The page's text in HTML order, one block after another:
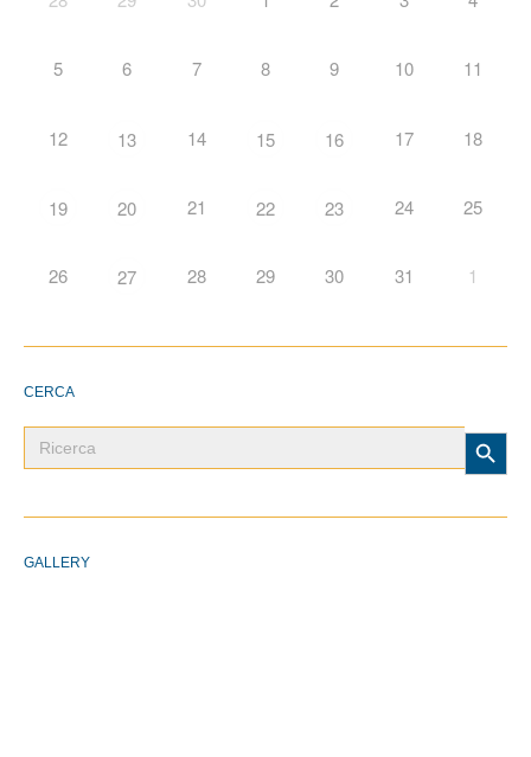
5 6 7 8 9 10 11
12 13 14 15 16 17 18
19 20 21 22 23 24 25
26 27 28 29 30 31 1
CERCA
Search
for:
Search Button
GALLERY